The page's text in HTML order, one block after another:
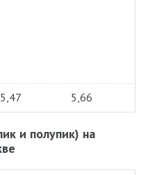
5,47 5,66
и полупик) на